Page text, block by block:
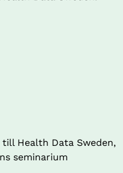
till annan
webbplats, öppnas i
Health Data Sweden,
seminarium